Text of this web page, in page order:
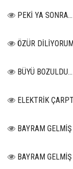
PEKİ YA SONRA…
ÖZÜR
BÜYÜ BOZULDU…
ELEKTRİK
BAYRAM GELMİŞ
BAYRAM GELMİŞ